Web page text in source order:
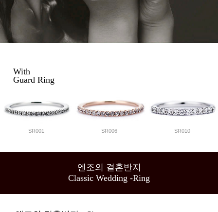
With
Guard Ring
SR001 SR006 SR010
엔조의 결혼반지
Classic Wedding -Ring